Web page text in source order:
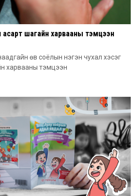
шагайн харвааны тэмцээн
өв соёлын нэгэн чухал хэсэг
харвааны тэмцээн